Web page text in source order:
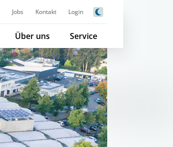
Jobs Kontakt Login
Über uns Service